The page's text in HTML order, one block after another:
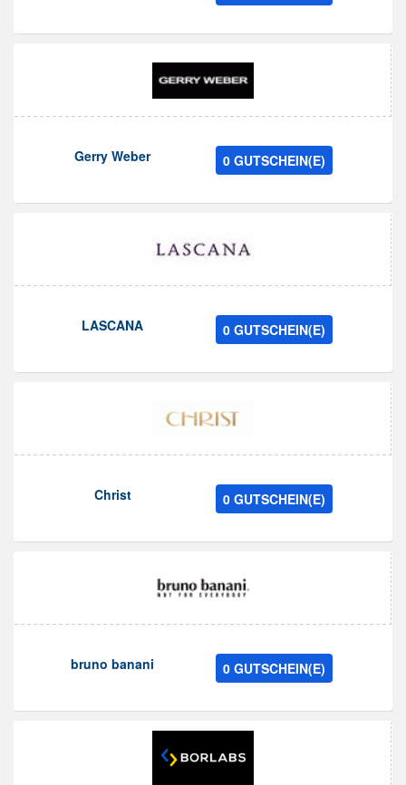
Gerry Weber 0 GUTSCHEIN(E)
LASCANA 0 GUTSCHEIN(E)
Christ 0 GUTSCHEIN(E)
bruno banani 0 GUTSCHEIN(E)